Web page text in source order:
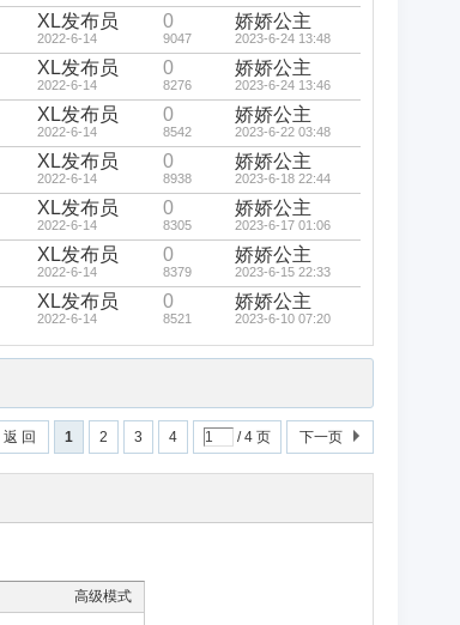
XL发布员
2022-6-14
0
9047
娇娇公主
2023-6-24 13:48
XL发布员
2022-6-14
0
8276
娇娇公主
2023-6-24 13:46
XL发布员
2022-6-14
0
8542
娇娇公主
2023-6-22 03:48
XL发布员
2022-6-14
0
8938
娇娇公主
2023-6-18 22:44
XL发布员
2022-6-14
0
8305
娇娇公主
2023-6-17 01:06
XL发布员
2022-6-14
0
8379
娇娇公主
2023-6-15 22:33
XL发布员
2022-6-14
0
8521
娇娇公主
2023-6-10 07:20
1 2 3 4 / 4 页 下一页
返 回
高级模式